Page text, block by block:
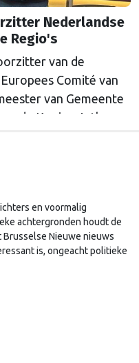
Nederlandse
Regio's
van de
Comité van
van Gemeente
de Koning Arthur
succesvol in hun
omdat …
en voormalig
achtergronden houdt de
Nieuwe nieuws
is, ongeacht politieke